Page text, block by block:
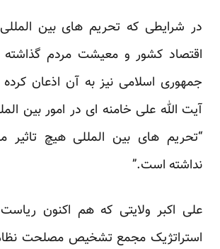
در شرایطی که تحریم های بین المللی
اقتصاد کشور و معیشت مردم گذاشته
جمهوری اسلامی نیز به آن اذعان کرده
آیت الله علی خامنه ای در امور بین
“تحریم های بین المللی هیچ تاثیر
نداشته است.”
علی اکبر ولایتی که هم اکنون
استراتژیک مجمع تشخیص مصلحت نظام